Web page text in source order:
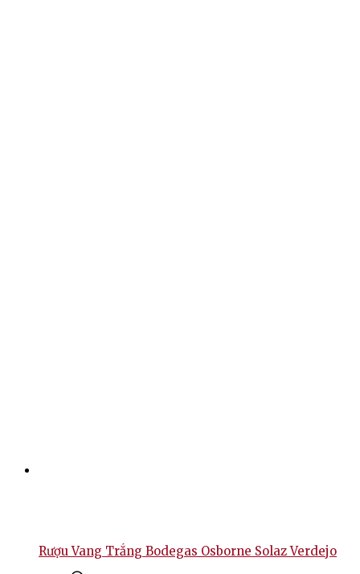
Rượu Vang Trắng Bodegas Osborne Solaz Verdejo